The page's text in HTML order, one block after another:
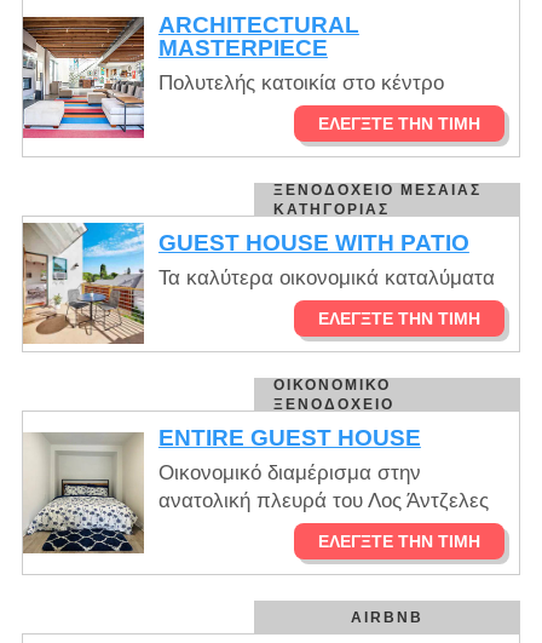
ARCHITECTURAL
MASTERPIECE
Πολυτελής κατοικία στο κέντρο
ΕΛΈΓΞΤΕ ΤΗΝ ΤΙΜΉ
ΞΕΝΟΔΟΧΕΊΟ ΜΕΣΑΊΑΣ
ΚΑΤΗΓΟΡΊΑΣ
GUEST HOUSE WITH PATIO
Τα καλύτερα οικονομικά καταλύματα
ΕΛΈΓΞΤΕ ΤΗΝ ΤΙΜΉ
ΟΙΚΟΝΟΜΙΚΌ
ΞΕΝΟΔΟΧΕΊΟ
ENTIRE GUEST HOUSE
Οικονομικό διαμέρισμα στην
ανατολική πλευρά του Λος Άντζελες
ΕΛΈΓΞΤΕ ΤΗΝ ΤΙΜΉ
AIRBNB